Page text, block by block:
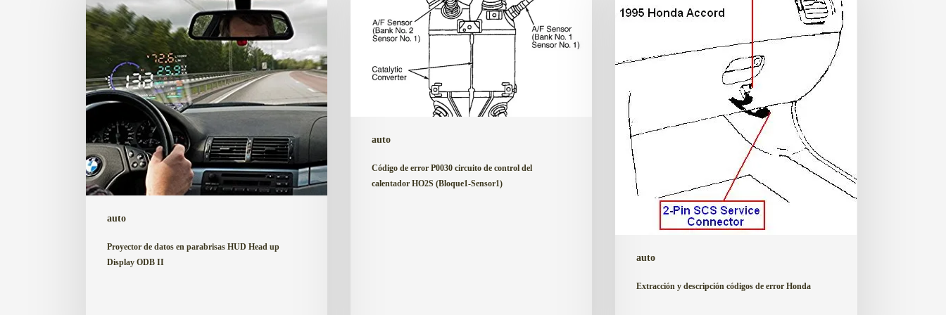
auto
en
parabrisas
up
Display
II
Proyector de datos en parabrisas HUD Head up
Display ODB II
auto
P0030
circuito
control
(Bloque1-
Sensor1)Código de error P0030 circuito de control del
calentador HO2S (Bloque1-Sensor1)
auto
códigos
Extracción y descripción códigos de error Honda